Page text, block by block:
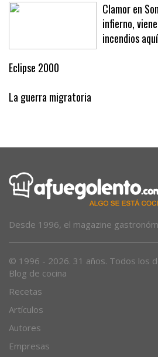
Clamor en
infierno,
incendios
Eclipse 2000
La guerra migratoria
Desde 1996, el magazine
© 1996 - 2026. 31 años. Todos los
Blog de cocina
Recetas
Artículos
Autores
Empresas